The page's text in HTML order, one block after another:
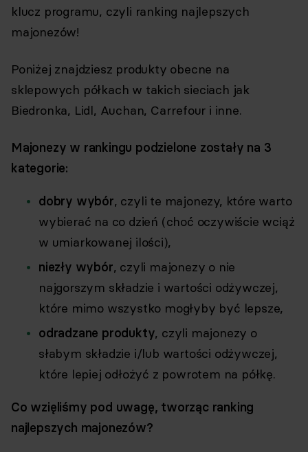
klucz programu, czyli ranking najlepszych
majonezów!
Poniżej znajdziesz produkty obecne na
sklepowych półkach w takich sieciach jak
Biedronka, Lidl, Auchan, Carrefour i inne.
Majonezy w rankingu podzielone zostały na 3
kategorie:
dobry wybór, czyli te majonezy, które warto
wybierać na co dzień (choć oczywiście wciąż
w umiarkowanej ilości),
niezły wybór, czyli majonezy o nie
najgorszym składzie i wartości odżywczej,
które mimo wszystko mogłyby być lepsze,
odradzane produkty, czyli majonezy o
słabym składzie i/lub wartości odżywczej,
które lepiej odłożyć z powrotem na półkę.
Co wzięliśmy pod uwagę, tworząc ranking
najlepszych majonezów?